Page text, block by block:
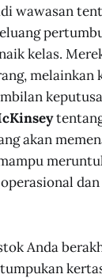
wawasan
kelas.
akan
Anda